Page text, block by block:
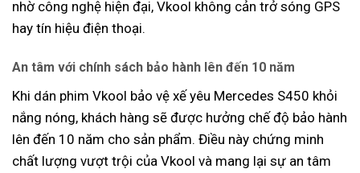
nhờ công nghệ hiện đại, Vkool không cản trở sóng GPS
hay tín hiệu điện thoại.
An tâm với chính sách bảo hành lên đến 10 năm
Khi dán phim Vkool bảo vệ xế yêu Mercedes S450 khỏi
nắng nóng, khách hàng sẽ được hưởng chế độ bảo hành
lên đến 10 năm cho sản phẩm. Điều này chứng minh
chất lượng vượt trội của Vkool và mang lại sự an tâm